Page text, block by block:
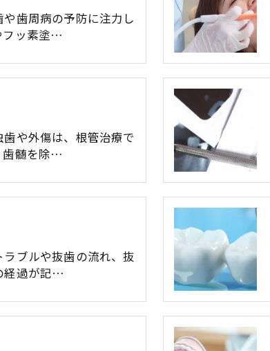
歯周病の予防に注力し
フッ素塗…
や外傷は、根管治療で
歯髄を除…
ブルや抜歯の流れ、抜
経過が記…